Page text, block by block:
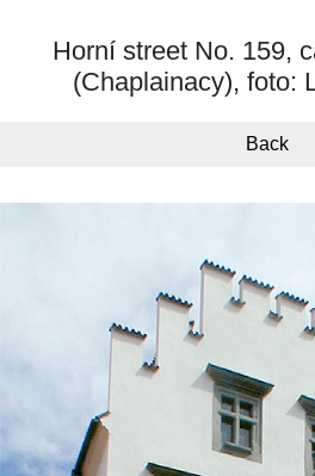
Horní street No. 159,
(Chaplainacy), foto:
Back